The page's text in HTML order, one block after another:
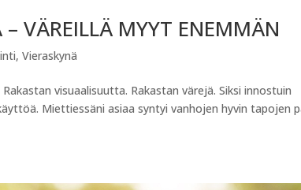
VÄREILLÄ MYYT ENEMMÄN
,Vieraskynä
visuaalisuutta. Rakastan värejä. Siksi innostuin
Miettiessäni asiaa syntyi vanhojen hyvin tapojen